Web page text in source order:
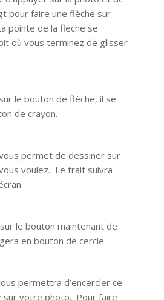
pour faire une flèche sur
pointe de la flèche se
où vous terminez de glisser
le bouton de flèche, il se
de crayon.
permet de dessiner sur
voulez. Le trait suivra
le bouton maintenant de
en bouton de cercle.
permettra d’encercler ce
sur votre photo. Pour faire